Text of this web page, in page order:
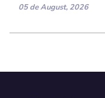
05 de August, 2026